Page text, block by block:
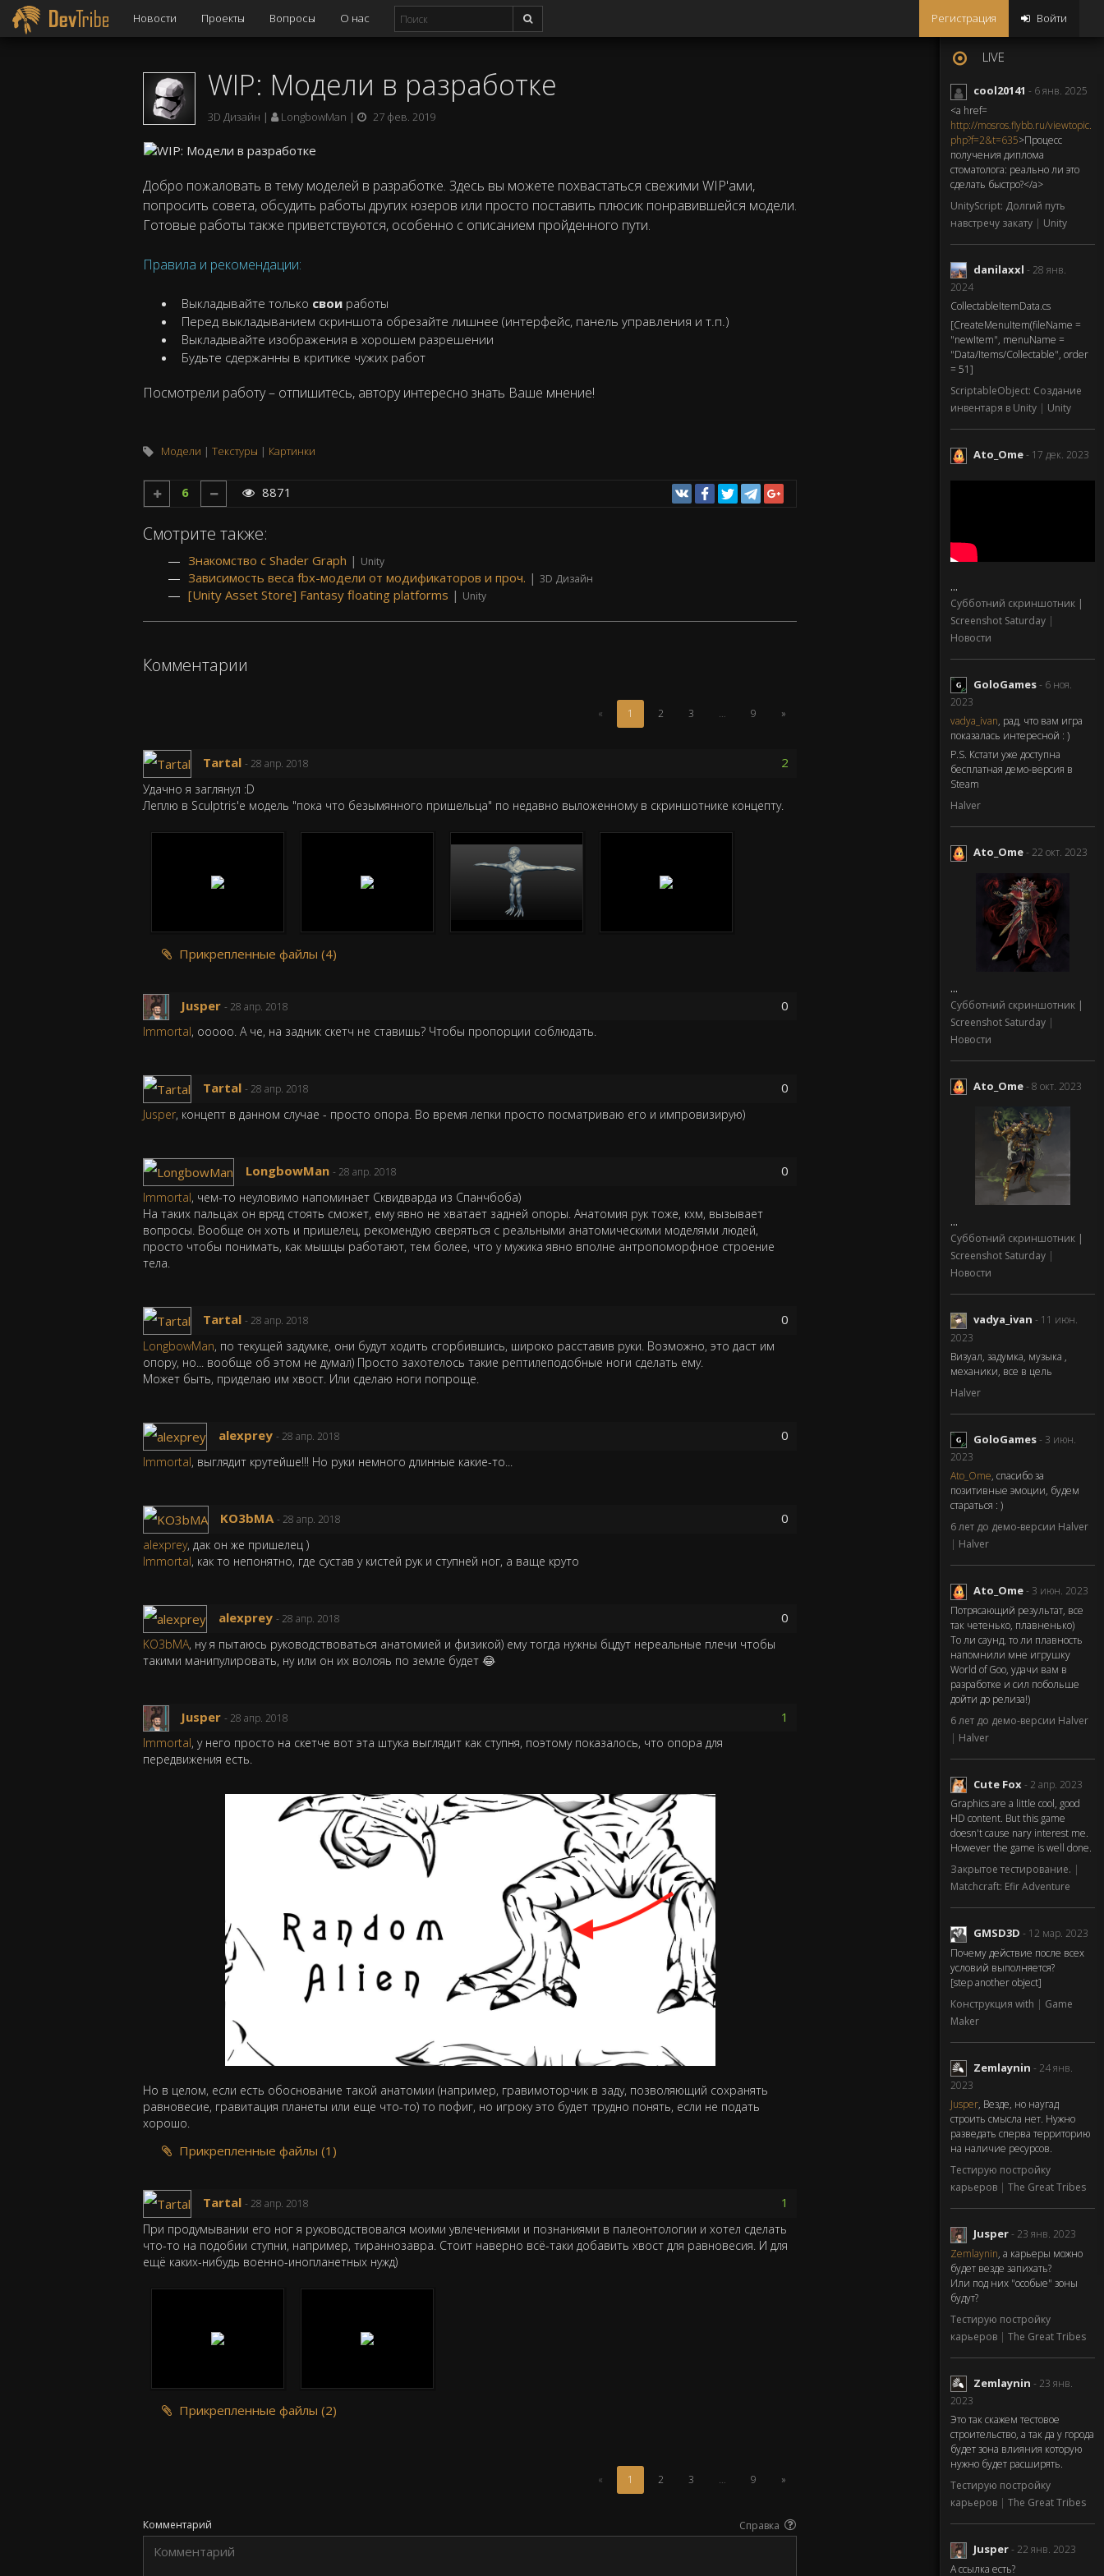
Регистрация Войти
Новости Проекты Вопросы О нас
LIVE
cool20141 - 6 янв. 2025
<a href=
http://mosros.flybb.ru/viewtopic.
php?f=2&t=635>Процесс
получения диплома
стоматолога: реально ли это
сделать быстро?</a>
UnityScript: Долгий путь
навстречу закату | Unity
danilaxxl - 28 янв.
2024
CollectableItemData.cs
[CreateMenuItem(fileName =
"newItem", menuName =
"Data/Items/Collectable", order
= 51]
ScriptableObject: Создание
инвентаря в Unity | Unity
Ato_Ome- 17 дек. 2023
...
Субботний скриншотник |
Screenshot Saturday |
Новости
GoloGames- 6 ноя.
2023
vadya_ivan, рад, что вам игра
показалась интересной : )
P.S. Кстати уже доступна
бесплатная демо-версия в
Steam
Halver
Ato_Ome- 22 окт. 2023
...
Субботний скриншотник |
Screenshot Saturday |
Новости
Ato_Ome- 8 окт. 2023
...
Субботний скриншотник |
Screenshot Saturday |
Новости
vadya_ivan - 11 июн.
2023
Визуал, задумка, музыка ,
механики, все в цель
Halver
GoloGames- 3 июн.
2023
Ato_Ome, спасибо за
позитивные эмоции, будем
стараться : )
6 лет до демо-версии Halver
| Halver
Ato_Ome- 3 июн. 2023
Потрясающий результат, все
так четенько, плавненько)
То ли саунд, то ли плавность
напомнили мне игрушку
World of Goo, удачи вам в
разработке и сил побольше
дойти до релиза!)
6 лет до демо-версии Halver
| Halver
Cute Fox- 2 апр. 2023
Graphics are a little cool, good
HD content. But this game
doesn't cause nary interest me.
However the game is well done.
Закрытое тестирование. |
Matchcraft: Efir Adventure
GMSD3D - 12 мар. 2023
Почему действие после всех
условий выполняется?
[step another object]
Конструкция with | Game
Maker
Zemlaynin - 24 янв.
2023
Jusper, Везде, но наугад
строить смысла нет. Нужно
разведать сперва территорию
на наличие ресурсов.
Тестирую постройку
карьеров | The Great Tribes
Jusper- 23 янв. 2023
Zemlaynin, а карьеры можно
будет везде запихать?
Или под них "особые" зоны
будут?
Тестирую постройку
карьеров | The Great Tribes
Zemlaynin - 23 янв.
2023
Это так скажем тестовое
строительство, а так да у города
будет зона влияния которую
нужно будет расширять.
Тестирую постройку
карьеров | The Great Tribes
Jusper- 22 янв. 2023
А ссылка есть?
WIP: Модели в разработке
3D Дизайн LongbowMan 27 фев. 2019
Добро пожаловать в тему моделей в разработке. Здесь вы можете похвастаться свежими WIP'ами,
попросить совета, обсудить работы других юзеров или просто поставить плюсик понравившейся модели.
Готовые работы также приветствуются, особенно с описанием пройденного пути.
Правила и рекомендации:
Выкладывайте только свои работы
Перед выкладыванием скриншота обрезайте лишнее (интерфейс, панель управления и т.п.)
Выкладывайте изображения в хорошем разрешении
Будьте сдержанны в критике чужих работ
Посмотрели работу – отпишитесь, автору интересно знать Ваше мнение!
Модели Текстуры Картинки
6 8871
Смотрите также:
Знакомство с Shader Graph | Unity
Зависимость веса fbx-модели от модификаторов и проч. | 3D Дизайн
[Unity Asset Store] Fantasy floating platforms | Unity
Комментарии
« 1
(Текущая
страница)
2 3 … 9 »
Tartal - 28 апр. 2018 2
Удачно я заглянул :D
Леплю в Sculptris'е модель "пока что безымянного пришельца" по недавно выложенному в скриншотнике концепту.
Прикрепленные файлы (4)
Jusper - 28 апр. 2018 0
Immortal, ооооо. А че, на задник скетч не ставишь? Чтобы пропорции соблюдать.
Tartal - 28 апр. 2018 0
Jusper, концепт в данном случае - просто опора. Во время лепки просто посматриваю его и импровизирую)
LongbowMan - 28 апр. 2018 0
Immortal, чем-то неуловимо напоминает Сквидварда из Спанчбоба)
На таких пальцах он вряд стоять сможет, ему явно не хватает задней опоры. Анатомия рук тоже, кхм, вызывает
вопросы. Вообще он хоть и пришелец, рекомендую сверяться с реальными анатомическими моделями людей,
просто чтобы понимать, как мышцы работают, тем более, что у мужика явно вполне антропоморфное строение
тела.
Tartal - 28 апр. 2018 0
LongbowMan, по текущей задумке, они будут ходить сгорбившись, широко расставив руки. Возможно, это даст им
опору, но... вообще об этом не думал) Просто захотелось такие рептилеподобные ноги сделать ему.
Может быть, приделаю им хвост. Или сделаю ноги попроще.
alexprey - 28 апр. 2018 0
Immortal, выглядит крутейше!!! Но руки немного длинные какие-то...
KO3bMA - 28 апр. 2018 0
alexprey, дак он же пришелец )
Immortal, как то непонятно, где сустав у кистей рук и ступней ног, а ваще круто
alexprey - 28 апр. 2018 0
KO3bMA, ну я пытаюсь руководствоваться анатомией и физикой) ему тогда нужны бцдут нереальные плечи чтобы
такими манипулировать, ну или он их волояь по земле будет 😂
Jusper - 28 апр. 2018 1
Immortal, у него просто на скетче вот эта штука выглядит как ступня, поэтому показалось, что опора для
передвижения есть.
Но в целом, если есть обоснование такой анатомии (например, гравимоторчик в заду, позволяющий сохранять
равновесие, гравитация планеты или еще что-то) то пофиг, но игроку это будет трудно понять, если не подать
хорошо.
Прикрепленные файлы (1)
Tartal - 28 апр. 2018 1
При продумывании его ног я руководствовался моими увлечениями и познаниями в палеонтологии и хотел сделать
что-то на подобии ступни, например, тираннозавра. Стоит наверно всё-таки добавить хвост для равновесия. И для
ещё каких-нибудь военно-инопланетных нужд)
Прикрепленные файлы (2)
« 1
(Текущая
страница)
2 3 … 9 »
Комментарий Справка